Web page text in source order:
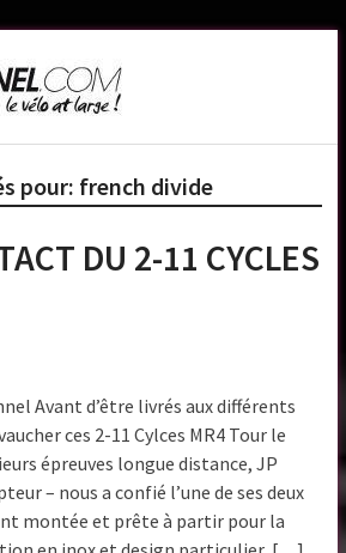
pour: french divide
DU 2-11 CYCLES
Avant d’être livrés aux différents
ces 2-11 Cylces MR4 Tour le
épreuves longue distance, JP
– nous a confié l’une de ses deux
montée et prête à partir pour la